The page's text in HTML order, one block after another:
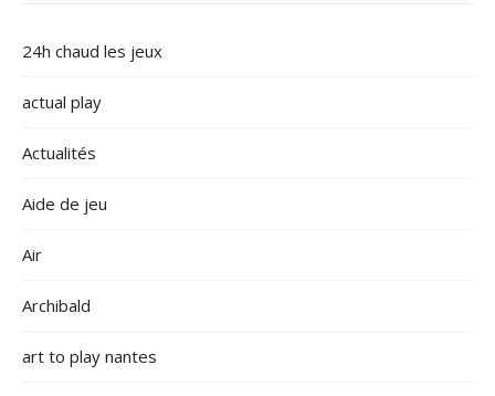
24h chaud les jeux
actual play
Actualités
Aide de jeu
Air
Archibald
art to play nantes